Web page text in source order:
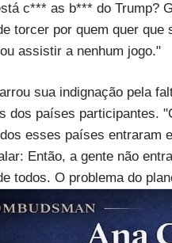
c*** as b*** do Trump?
torcer por quem quer que
assistir a nenhum jogo."
sua indignação pela
dos países participantes.
esses países entraram
Então, a gente não
todos. O problema do